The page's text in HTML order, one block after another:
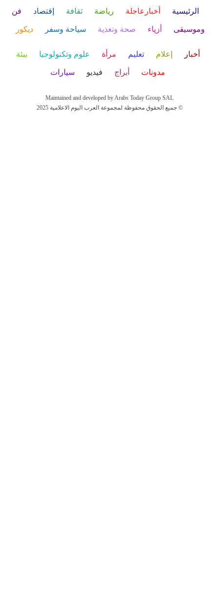
الرئيسية أخبارعاجلة رياضة ثقافة إقتصاد فن
وموسيقى أزياء صحة وتغذية سياحة وسفر ديكور
أخبار إعلام تعليم مرأة علوم وتكنولوجيا بيئة
مدونات أبراج فيديو سيارات
Maintained and developed by Arabs Today Group SAL
جميع الحقوق محفوظة لمجموعة العرب اليوم الاعلامية 2025 ©